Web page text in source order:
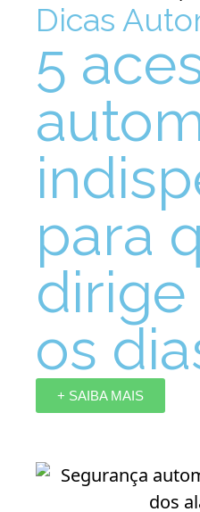
Dicas
5
para
os
+ SAIBA MAIS